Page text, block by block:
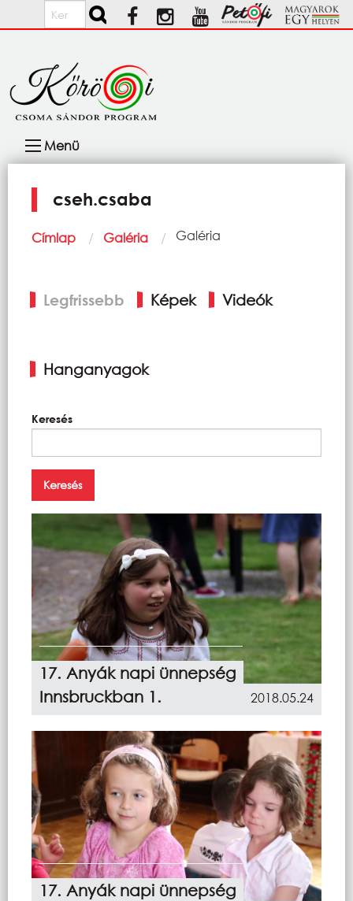
Ugrás a tartalomra
Keresés
navigáció
Menü
cseh.csaba
Morzsa
Címlap Galéria Current:
Galéria
fülek
Legfrissebb Képek Videók
Hanganyagok
Keresés
17. Anyák napi ünnepség
Innsbruckban 1.
2018.05.24
17. Anyák napi ünnepség